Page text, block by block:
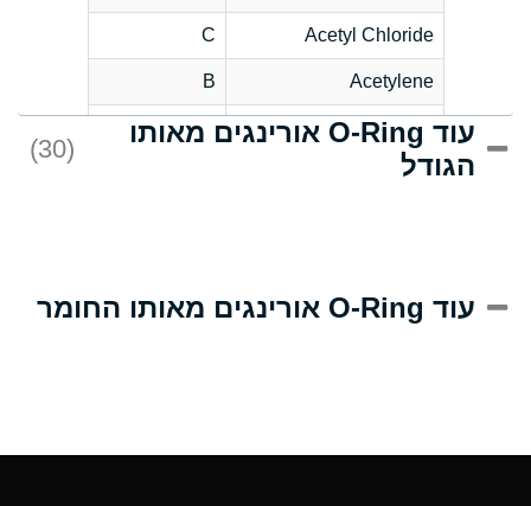
Acetyl Chloride
C
Acetylene
B
Acrlylonitrile
D
Adipic Acid
(Aqueous)
עוד O-Ring אורינגים מאותו
הגודל
(30)
עוד O-Ring אורינגים מאותו החומר